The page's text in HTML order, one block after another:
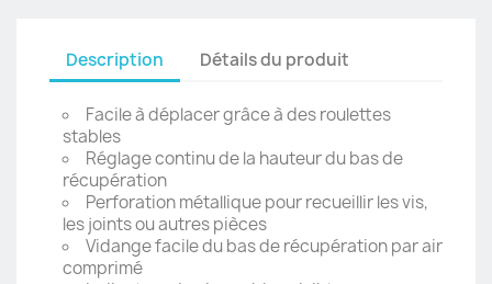
Description Détails du produit
Facile à déplacer grâce à des roulettes
stables
Réglage continu de la hauteur du bas de
récupération
Perforation métallique pour recueillir les vis,
les joints ou autres pièces
Vidange facile du bas de récupération par air
comprimé